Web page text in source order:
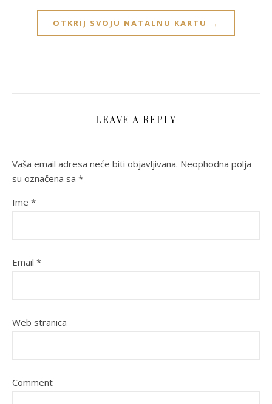
OTKRIJ SVOJU NATALNU KARTU →
LEAVE A REPLY
Vaša email adresa neće biti objavljivana. Neophodna polja
su označena sa *
Ime *
Email *
Web stranica
Comment